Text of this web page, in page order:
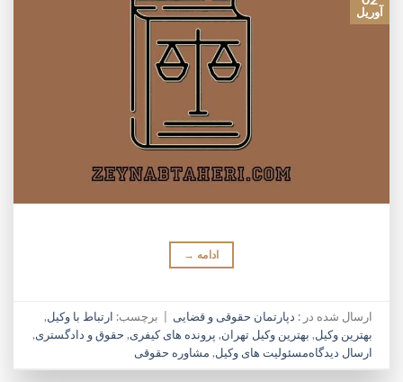
آوریل
ادامه →
ارسال شده در : دپارتمان حقوقی و قضایی برچسب: ارتباط با وکیل,
بهترین وکیل, بهترین وکیل تهران, پرونده های کیفری, حقوق و دادگستری,
مسئولیت های وکیل, مشاوره حقوقی ارسال دیدگاه